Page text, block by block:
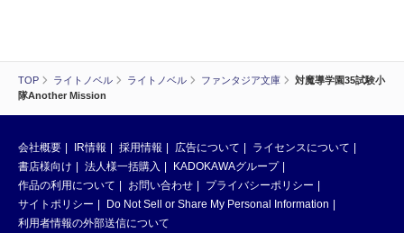
TOP ライトノベル ライトノベル ファンタジア文庫
対魔導学園35試験小
隊Another Mission
会社概要 IR情報 採用情報 広告について
ライセンスについて
書店様向け
法人様一括購入
KADOKAWAグループ
作品の利用について
お問い合わせ
プライバシーポリシー
サイトポリシー
Do Not Sell or Share My Personal Information
利用者情報の外部送信について